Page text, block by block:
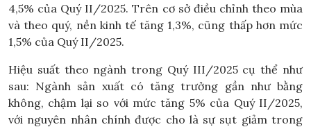
4,5% của Quý II/2025. Trên cơ sở điều chỉnh theo mùa
và theo quý, nền kinh tế tăng 1,3%, cũng thấp hơn mức
1,5% của Quý II/2025.
Hiệu suất theo ngành trong Quý III/2025 cụ thể như
sau: Ngành sản xuất có tăng trưởng gần như bằng
không, chậm lại so với mức tăng 5% của Quý II/2025,
với nguyên nhân chính được cho là sự sụt giảm trong